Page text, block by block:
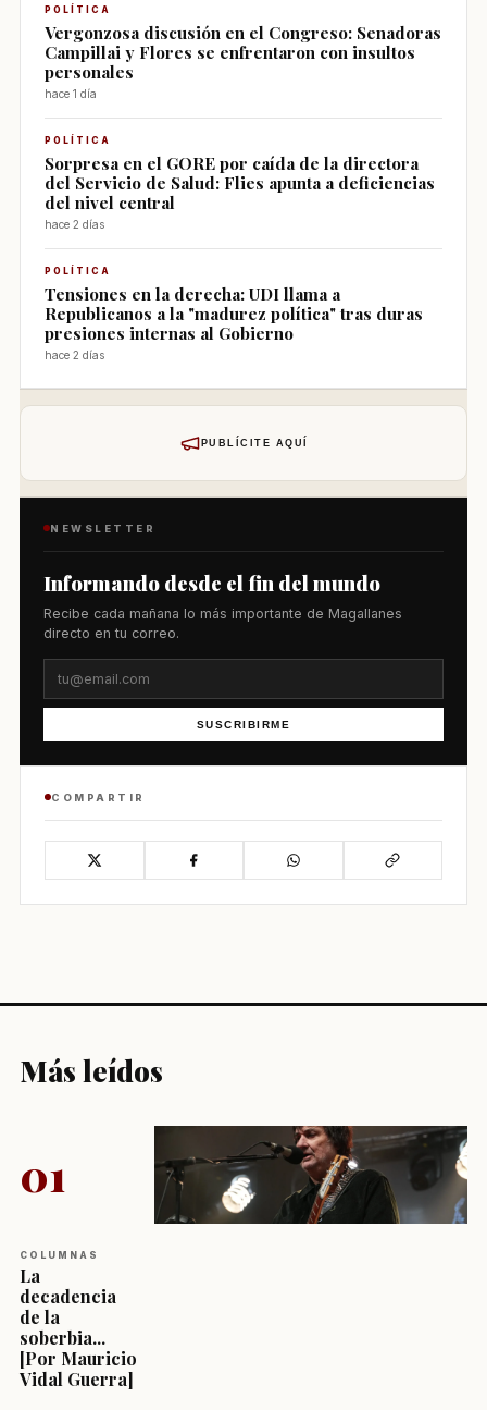
POLÍTICA
Vergonzosa discusión en el Congreso: Senadoras
Campillai y Flores se enfrentaron con insultos
personales
hace 1 día
POLÍTICA
Sorpresa en el GORE por caída de la directora
del Servicio de Salud: Flies apunta a deficiencias
del nivel central
hace 2 días
POLÍTICA
Tensiones en la derecha: UDI llama a
Republicanos a la "madurez política" tras duras
presiones internas al Gobierno
hace 2 días
PUBLÍCITE AQUÍ
NEWSLETTER
Informando desde el fin del mundo
Recibe cada mañana lo más importante de Magallanes
directo en tu correo.
SUSCRIBIRME
COMPARTIR
Más leídos
01
COLUMNAS
La
decadencia
de la
soberbia...
[Por Mauricio
Vidal Guerra]